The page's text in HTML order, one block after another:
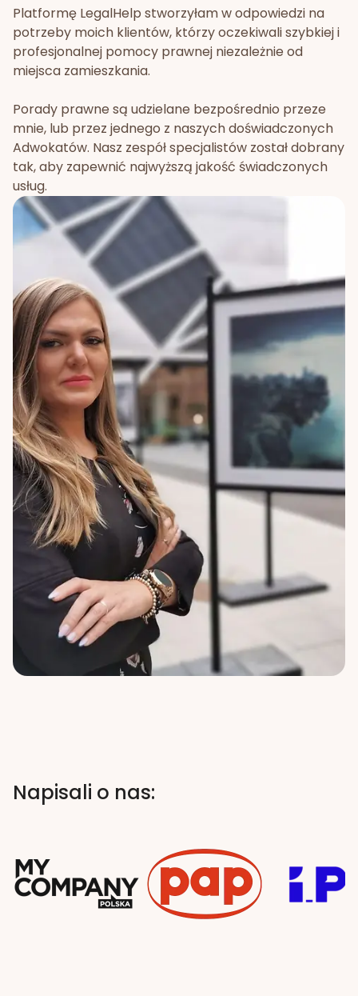
Platformę LegalHelp stworzyłam w odpowiedzi na
potrzeby moich klientów, którzy oczekiwali szybkiej i
profesjonalnej pomocy prawnej niezależnie od
miejsca zamieszkania.
Porady prawne są udzielane bezpośrednio przeze
mnie, lub przez jednego z naszych doświadczonych
Adwokatów. Nasz zespół specjalistów został dobrany
tak, aby zapewnić najwyższą jakość świadczonych
usług.
Napisali o nas: